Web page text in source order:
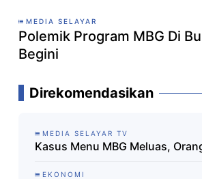
MEDIA SELAYAR
Polemik Program MBG Di
Begini
Direkomendasikan
MEDIA SELAYAR TV
Kasus Menu MBG Meluas,
EKONOMI